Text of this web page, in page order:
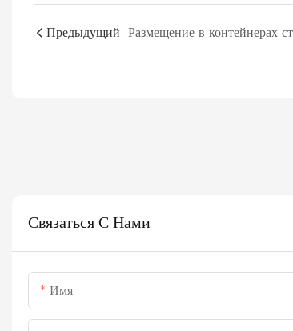
Предыдущий
Связаться С Нами
Имя